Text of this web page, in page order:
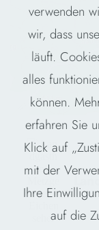
verwenden
wir, dass
läuft.
alles
können.
erfahren Sie
Klick auf
mit der
Ihre
auf die